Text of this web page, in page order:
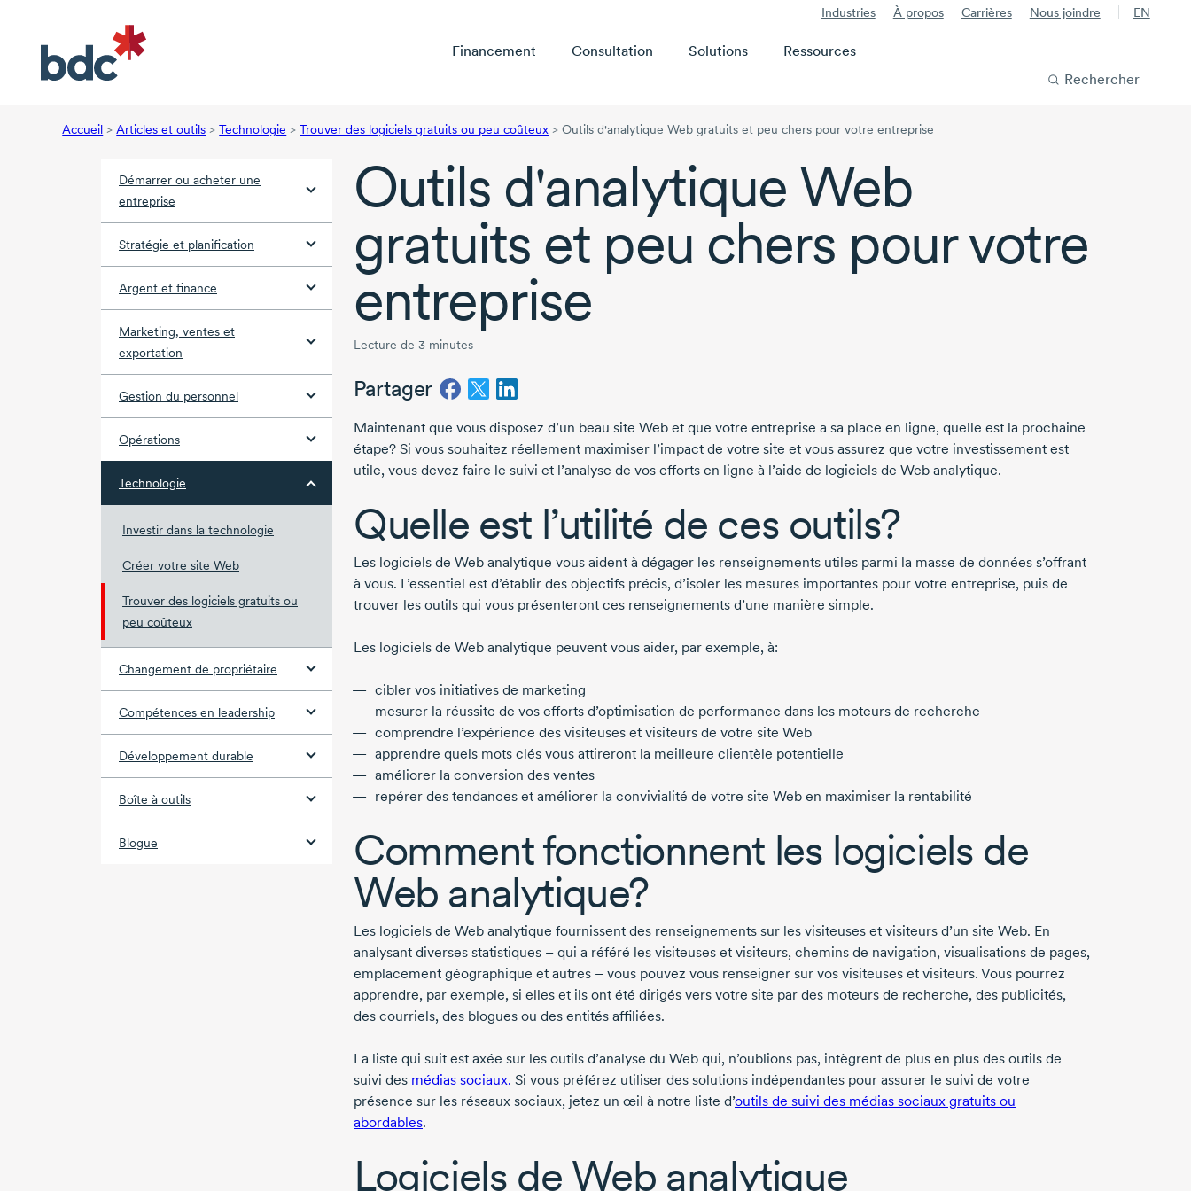
Industries À propos Carrières Nous joindre EN
Financement Consultation Solutions
Ressources
Rechercher
Accueil > Articles et outils > Technologie > Trouver des logiciels gratuits ou peu coûteux > Outils d'analytique Web gratuits et peu chers pour votre entreprise
Démarrer ou acheter une
entreprise
Stratégie et planification
Argent et finance
Marketing, ventes et
exportation
Gestion du personnel
Opérations
Technologie
Investir dans la technologie
Créer votre site Web
Trouver des logiciels gratuits ou
peu coûteux
Changement de propriétaire
Compétences en leadership
Développement durable
Boîte à outils
Blogue
Outils d'analytique Web
gratuits et peu chers pour votre
entreprise
Lecture de 3 minutes
Partager
Maintenant que vous disposez d’un beau site Web et que votre entreprise a sa place en ligne, quelle est la prochaine
étape? Si vous souhaitez réellement maximiser l’impact de votre site et vous assurez que votre investissement est
utile, vous devez faire le suivi et l’analyse de vos efforts en ligne à l’aide de logiciels de Web analytique.
Quelle est l’utilité de ces outils?
Les logiciels de Web analytique vous aident à dégager les renseignements utiles parmi la masse de données s’offrant
à vous. L’essentiel est d’établir des objectifs précis, d’isoler les mesures importantes pour votre entreprise, puis de
trouver les outils qui vous présenteront ces renseignements d’une manière simple.
Les logiciels de Web analytique peuvent vous aider, par exemple, à:
cibler vos initiatives de marketing
mesurer la réussite de vos efforts d’optimisation de performance dans les moteurs de recherche
comprendre l’expérience des visiteuses et visiteurs de votre site Web
apprendre quels mots clés vous attireront la meilleure clientèle potentielle
améliorer la conversion des ventes
repérer des tendances et améliorer la convivialité de votre site Web en maximiser la rentabilité
Comment fonctionnent les logiciels de
Web analytique?
Les logiciels de Web analytique fournissent des renseignements sur les visiteuses et visiteurs d’un site Web. En
analysant diverses statistiques – qui a référé les visiteuses et visiteurs, chemins de navigation, visualisations de pages,
emplacement géographique et autres – vous pouvez vous renseigner sur vos visiteuses et visiteurs. Vous pourrez
apprendre, par exemple, si elles et ils ont été dirigés vers votre site par des moteurs de recherche, des publicités,
des courriels, des blogues ou des entités affiliées.
La liste qui suit est axée sur les outils d’analyse du Web qui, n’oublions pas, intègrent de plus en plus des outils de
suivi des médias sociaux. Si vous préférez utiliser des solutions indépendantes pour assurer le suivi de votre
présence sur les réseaux sociaux, jetez un œil à notre liste d’outils de suivi des médias sociaux gratuits ou
abordables.
Logiciels de Web analytique